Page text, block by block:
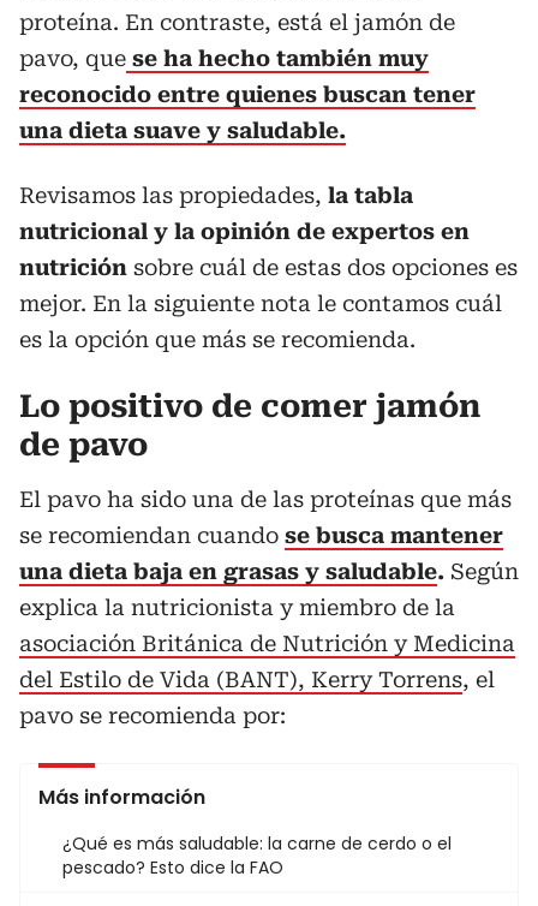
proteína. En contraste, está el jamón de
pavo, que se ha hecho también muy
reconocido entre quienes buscan tener
una dieta suave y saludable.
Revisamos las propiedades, la tabla
nutricional y la opinión de expertos en
nutrición sobre cuál de estas dos opciones es
mejor. En la siguiente nota le contamos cuál
es la opción que más se recomienda.
Lo positivo de comer jamón
de pavo
El pavo ha sido una de las proteínas que más
se recomiendan cuando se busca mantener
una dieta baja en grasas y saludable. Según
explica la nutricionista y miembro de la
asociación Británica de Nutrición y Medicina
del Estilo de Vida (BANT), Kerry Torrens, el
pavo se recomienda por:
Más información
¿Qué es más saludable: la carne de cerdo o el
pescado? Esto dice la FAO